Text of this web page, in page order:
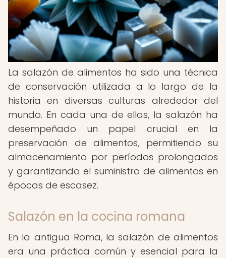
La salazón de alimentos ha sido una técnica
de conservación utilizada a lo largo de la
historia en diversas culturas alrededor del
mundo. En cada una de ellas, la salazón ha
desempeñado un papel crucial en la
preservación de alimentos, permitiendo su
almacenamiento por períodos prolongados
y garantizando el suministro de alimentos en
épocas de escasez.
Salazón en la cocina romana
En la antigua Roma, la salazón de alimentos
era una práctica común y esencial para la